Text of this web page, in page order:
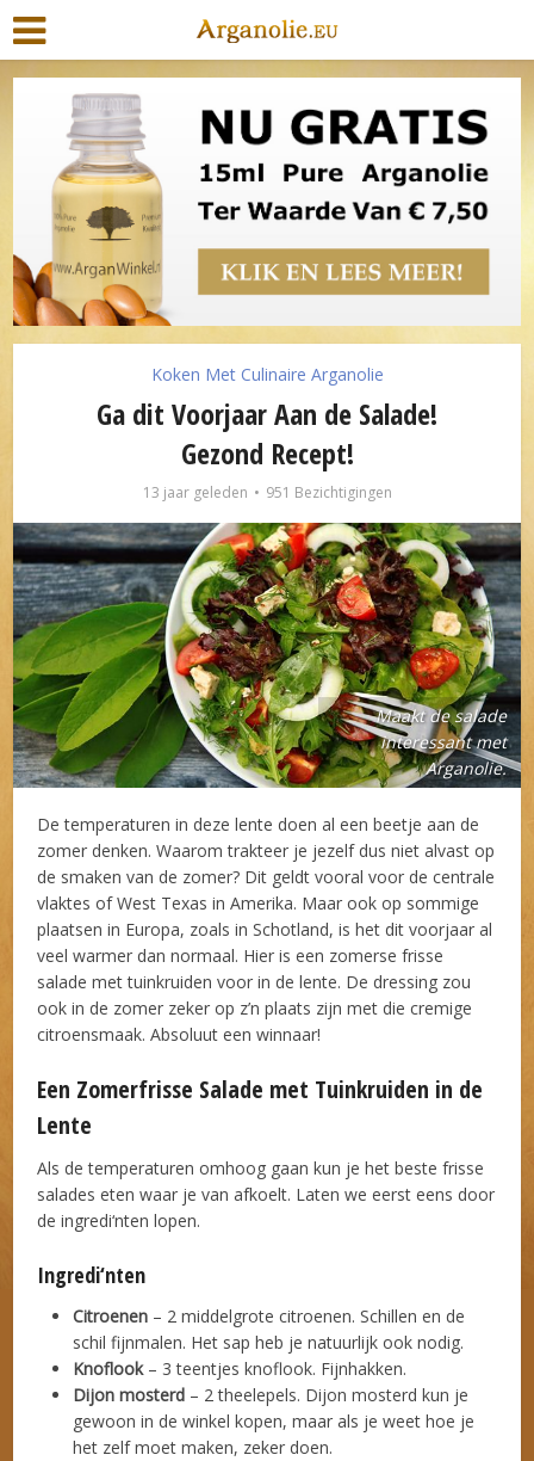
Koken Met Culinaire Arganolie
Ga dit Voorjaar Aan de Salade!
Gezond Recept!
13 jaar geleden 951 Bezichtigingen
Maakt de salade
interessant met
Arganolie.
De temperaturen in deze lente doen al een beetje aan de
zomer denken. Waarom trakteer je jezelf dus niet alvast op
de smaken van de zomer? Dit geldt vooral voor de centrale
vlaktes of West Texas in Amerika. Maar ook op sommige
plaatsen in Europa, zoals in Schotland, is het dit voorjaar al
veel warmer dan normaal. Hier is een zomerse frisse
salade met tuinkruiden voor in de lente. De dressing zou
ook in de zomer zeker op z’n plaats zijn met die cremige
citroensmaak. Absoluut een winnaar!
Een Zomerfrisse Salade met Tuinkruiden in de
Lente
Als de temperaturen omhoog gaan kun je het beste frisse
salades eten waar je van afkoelt. Laten we eerst eens door
de ingredi‘nten lopen.
Ingredi‘nten
Citroenen – 2 middelgrote citroenen. Schillen en de
schil fijnmalen. Het sap heb je natuurlijk ook nodig.
Knoflook– 3 teentjes knoflook. Fijnhakken.
Dijon mosterd – 2 theelepels. Dijon mosterd kun je
gewoon in de winkel kopen, maar als je weet hoe je
het zelf moet maken, zeker doen.